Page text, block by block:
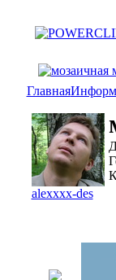
Главная
alexxxx-des